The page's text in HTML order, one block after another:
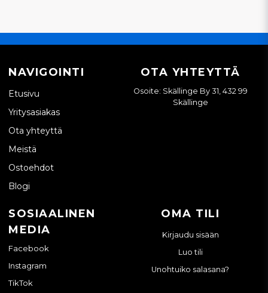
NAVIGOINTI
Etusivu
Yritysasiakas
Ota yhteyttä
Meistä
Ostoehdot
Blogi
OTA YHTEYTTÄ
Osoite: Skällinge By 31, 432 99
Skällinge
SOSIAALINEN
MEDIA
Facebook
Instagram
TikTok
OMA TILI
Kirjaudu sisään
Luo tili
Unohtuiko salasana?